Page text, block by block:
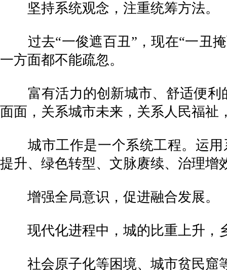
坚持系统观念，注重统筹方法。
过去“一俊遮百丑”，现在“一丑掩
一方面都不能疏忽。
富有活力的创新城市、舒适便利
面面，关系城市未来，关系人民福祉
城市工作是一个系统工程。运用
提升、绿色转型、文脉赓续、治理增
增强全局意识，促进融合发展。
现代化进程中，城的比重上升，
社会原子化等困境、城市贫民窟等